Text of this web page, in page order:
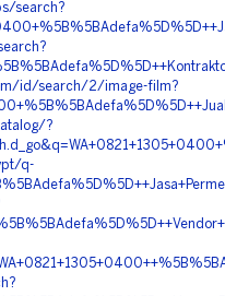
search?
id/search/2/image-film?
?
q-